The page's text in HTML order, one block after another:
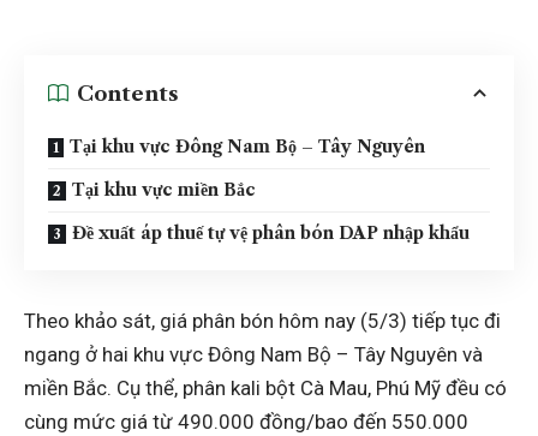
Contents
Tại khu vực Đông Nam Bộ – Tây Nguyên
Tại khu vực miền Bắc
Đề xuất áp thuế tự vệ phân bón DAP nhập khẩu
Theo khảo sát, giá phân bón hôm nay (5/3) tiếp tục đi
ngang ở hai khu vực Đông Nam Bộ – Tây Nguyên và
miền Bắc. Cụ thể, phân kali bột Cà Mau, Phú Mỹ đều có
cùng mức giá từ 490.000 đồng/bao đến 550.000